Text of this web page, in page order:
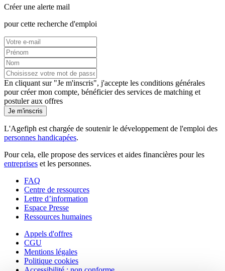
Créer une alerte mail
pour cette recherche d'emploi
En cliquant sur "Je m'inscris", j'accepte les conditions générales
pour créer mon compte, bénéficier des services de matching et
postuler aux offres
Je m'inscris
L'Agefiph est chargée de soutenir le développement de l'emploi des
personnes handicapées.
Pour cela, elle propose des services et aides financières pour les
entreprises et les personnes.
FAQ
Centre de ressources
Lettre d’information
Espace Presse
Ressources humaines
Appels d'offres
CGU
Mentions légales
Politique cookies